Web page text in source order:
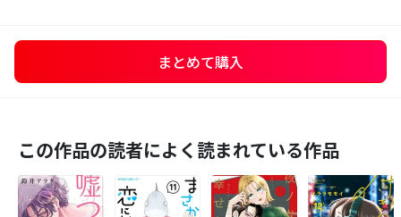
まとめて購入
この作品の読者によく読まれている作品